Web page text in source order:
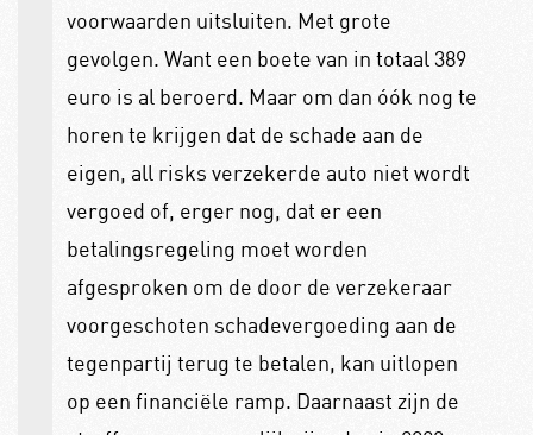
voorwaarden uitsluiten. Met grote
gevolgen. Want een boete van in totaal 389
euro is al beroerd. Maar om dan óók nog te
horen te krijgen dat de schade aan de
eigen, all risks verzekerde auto niet wordt
vergoed of, erger nog, dat er een
betalingsregeling moet worden
afgesproken om de door de verzekeraar
voorgeschoten schadevergoeding aan de
tegenpartij terug te betalen, kan uitlopen
op een financiële ramp. Daarnaast zijn de